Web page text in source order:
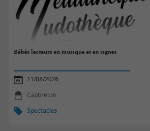
Bébés lecteurs en musique et en signes
11/08/2026
Capbreton
Spectacles